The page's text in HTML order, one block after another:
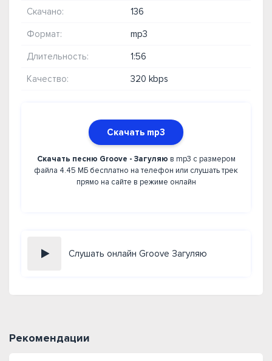
Скачано: 136
Формат: mp3
Длительность: 1:56
Качество: 320 kbps
Скачать mp3
Скачать песню Groove - Загуляю в mp3 с размером
файла 4.45 МБ бесплатно на телефон или слушать трек
прямо на сайте в режиме онлайн
Слушать онлайн Groove Загуляю
Рекомендации